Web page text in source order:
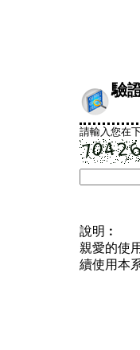
驗
請輸入您在
說明︰
親愛的使
續使用本